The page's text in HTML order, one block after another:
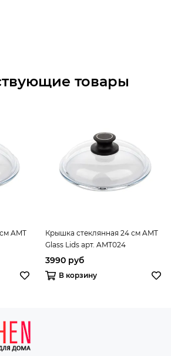
товары
AMT
Крышка стеклянная 24 см AMT
Glass Lids арт. AMT024
3990 руб
В корзину